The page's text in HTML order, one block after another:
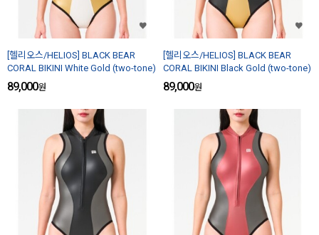
[헬리오스/HELIOS] BLACK BEAR
CORAL BIKINI White Gold (two-tone)
89,000원
[헬리오스/HELIOS] BLACK BEAR
CORAL BIKINI Black Gold (two-tone)
89,000원